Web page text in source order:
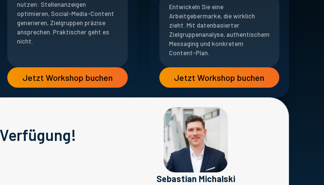
nutzen: Stellenanzeigen
optimieren, Social-Media-Content
generieren, Zielgruppen präzise
ansprechen. Praktischer geht es
nicht.
Jetzt Workshop buchen
Entwickeln Sie eine
Arbeitgebermarke, die wirklich
zieht. Mit datenbasierter
Zielgruppenanalyse, authentischem
Messaging und konkretem
Content-Plan.
Jetzt Workshop buchen
Sebastian Michalski